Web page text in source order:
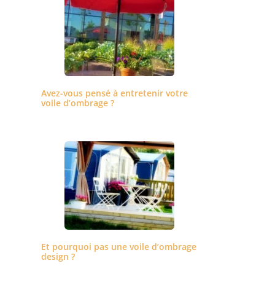
Avez-vous pensé à entretenir votre
voile d’ombrage ?
Et pourquoi pas une voile d’ombrage
design ?